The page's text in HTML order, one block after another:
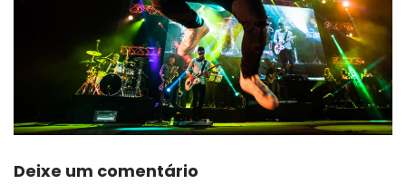
Deixe um comentário